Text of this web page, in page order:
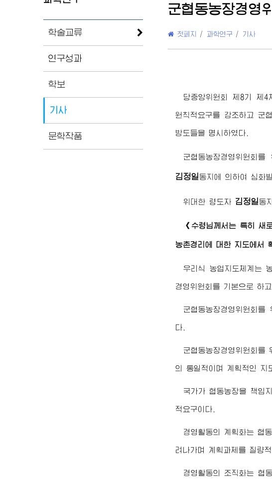
학술교류
연구성과
학보
기사
문학작품
군협동농장경영
첫페지 / 과학연구 / 기사
당중앙위원회 제8기 제4
원칙적요구를 강조하고 군
방도들을 명시하였다.
군협동농장경영위원회
김정일동지 에 의하여 심화
위대한 령도자 김정일동지
《 수령님께서 는 특히 새
농촌경리에 대한 지도에서
우리식 농업지도체계는
경영위원회를 기본으로 하
군협동농장경영위원회
다.
군협동농장경영위원회
의 통일적이며 계획적인 지
국가가 협동농장을 책임
적요구이다.
경영활동의 계획화는 협
려나가며 계획과제를 질량
경영활동의 조직화는 협